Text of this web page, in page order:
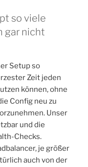
so viele
gar nicht
Setup so
Zeit jeden
können, ohne
Config neu zu
Unser
und die
Checks.
je größer
auch von der